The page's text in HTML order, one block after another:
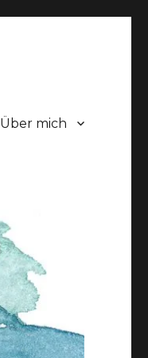
Über mich